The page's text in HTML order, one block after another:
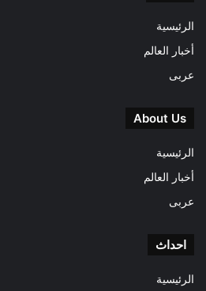
الرئيسية
أخبار العالم
عربى
About Us
الرئيسية
أخبار العالم
عربى
احداث
الرئيسية